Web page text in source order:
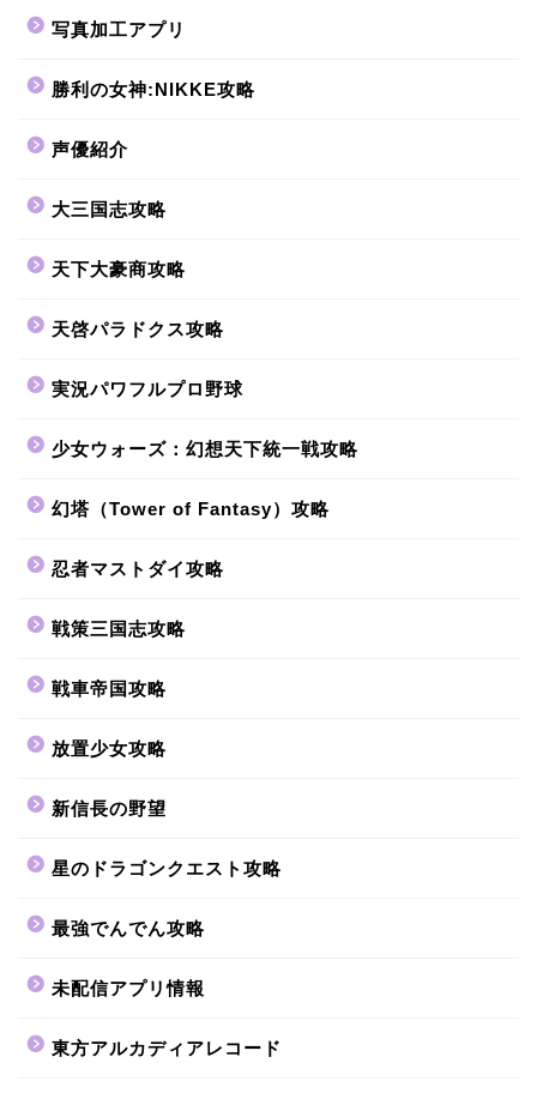
写真加工アプリ
勝利の女神:NIKKE攻略
声優紹介
大三国志攻略
天下大豪商攻略
天啓パラドクス攻略
実況パワフルプロ野球
少女ウォーズ：幻想天下統一戦攻略
幻塔（Tower of Fantasy）攻略
忍者マストダイ攻略
戦策三国志攻略
戦車帝国攻略
放置少女攻略
新信長の野望
星のドラゴンクエスト攻略
最強でんでん攻略
未配信アプリ情報
東方アルカディアレコード